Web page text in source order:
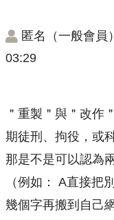
匿名（一般會員）
03:29
＂重製＂與＂改作
期徒刑、拘役，或
那是不是可以認為
（例如： A直接把
幾個字再搬到自己